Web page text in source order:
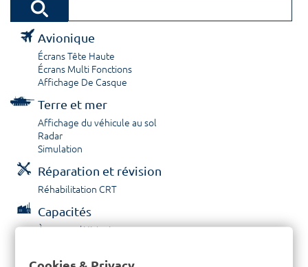
Avionique
Écrans Tête Haute
Écrans Multi Fonctions
Affichage De Casque
Terre et mer
Affichage du véhicule au sol
Radar
Simulation
Réparation et révision
Réhabilitation CRT
Capacités
À propos / Historique